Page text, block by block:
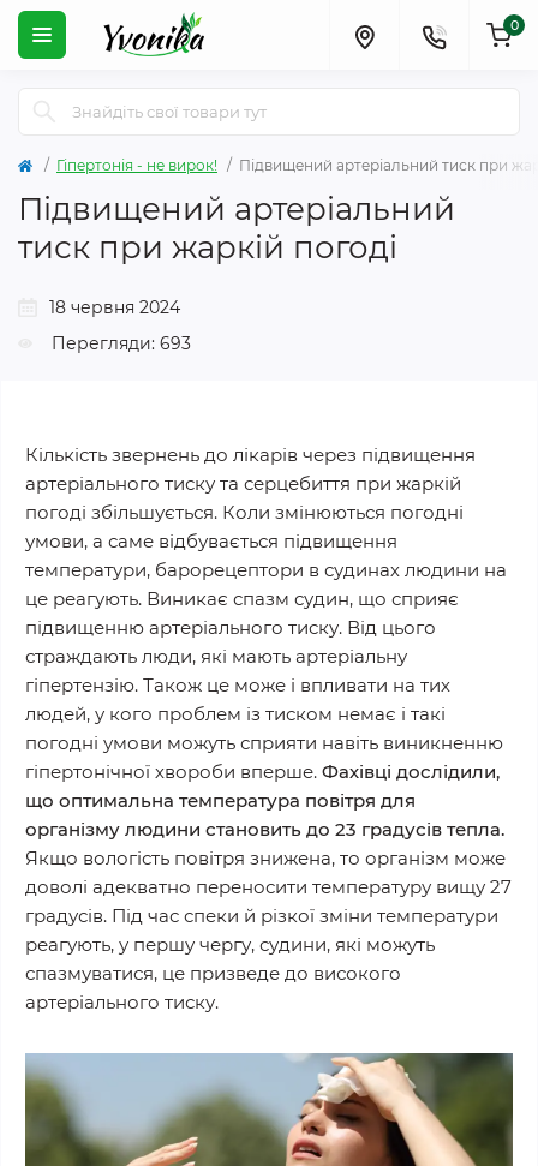
0
Гіпертонія - не вирок! Підвищений артеріальний тиск при
Підвищений артеріальний
тиск при жаркій погоді
18 червня 2024
Перегляди: 693
Кількість звернень до лікарів через підвищення
артеріального тиску та серцебиття при жаркій
погоді збільшується. Коли змінюються погодні
умови, а саме відбувається підвищення
температури, барорецептори в судинах людини на
це реагують. Виникає спазм судин, що сприяє
підвищенню артеріального тиску. Від цього
страждають люди, які мають артеріальну
гіпертензію. Також це може і впливати на тих
людей, у кого проблем із тиском немає і такі
погодні умови можуть сприяти навіть виникненню
гіпертонічної хвороби вперше. Фахівці дослідили,
що оптимальна температура повітря для
організму людини становить до 23 градусів тепла.
Якщо вологість повітря знижена, то організм може
доволі адекватно переносити температуру вищу 27
градусів. Під час спеки й різкої зміни температури
реагують, у першу чергу, судини, які можуть
спазмуватися, це призведе до високого
артеріального тиску.